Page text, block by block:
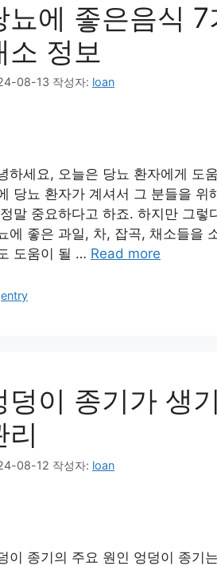
뇨에 좋은음식
소 정보
08-13 작성자: loan
하세요, 오늘은 당뇨 환자에게 도
당뇨 환자가 계셔서 그 분들을 위
말 중요하다고 하죠. 하지만 그렇
에 좋은 과일, 차, 잡곡, 채소들을
도움이 될 … Read more
카
entry
덩이 종기가 생
리
08-12 작성자: loan
이 종기의 주요 원인 엉덩이 종기